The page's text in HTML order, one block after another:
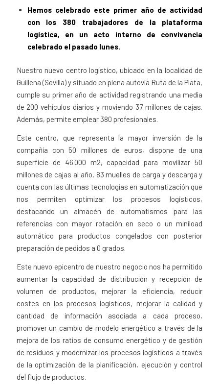
Hemos celebrado este primer año de actividad
con los 380 trabajadores de la plataforma
logística, en un acto interno de convivencia
celebrado el pasado lunes.
Nuestro nuevo centro logístico, ubicado en la localidad de
Guillena (Sevilla) y situado en plena autovía Ruta de la Plata,
cumple su primer año de actividad registrando una media
de 200 vehículos diarios y moviendo 37 millones de cajas.
Además, permite emplear 380 profesionales.
Este centro, que representa la mayor inversión de la
compañía con 50 millones de euros, dispone de una
superficie de 46.000 m2, capacidad para movilizar 50
millones de cajas al año, 83 muelles de carga y descarga y
cuenta con las últimas tecnologías en automatización que
nos permiten optimizar los procesos logísticos,
destacando un almacén de automatismos para las
referencias con mayor rotación en seco o un miniload
automático para productos congelados con posterior
preparación de pedidos a 0 grados.
Este nuevo epicentro de nuestro negocio nos ha permitido
aumentar la capacidad de distribución y recepción de
volumen de productos, mejorar la eficiencia, reducir
costes en los procesos logísticos, mejorar la calidad y
cantidad de información asociada a cada proceso,
promover un cambio de modelo energético a través de la
mejora de los ratios de consumo energético y de gestión
de residuos y modernizar los procesos logísticos a través
de la optimización de la planificación, ejecución y control
del flujo de productos.